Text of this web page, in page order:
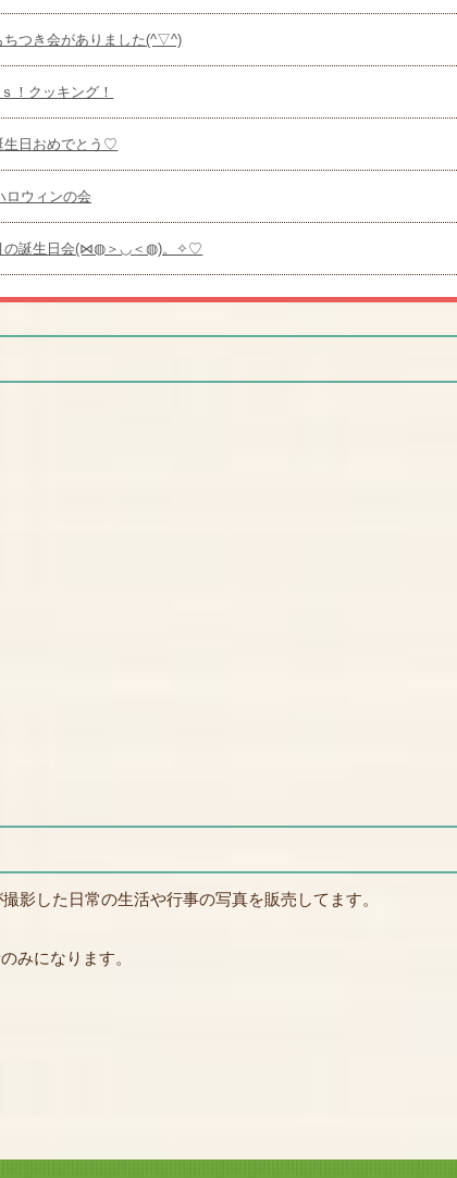
ちつき会がありました(^▽^)
ｓ！クッキング！
生日おめでとう♡
ロウィンの会
の誕生日会(⋈◍＞◡＜◍)。✧♡
影した日常の生活や行事の写真を販売してます。
みになります。